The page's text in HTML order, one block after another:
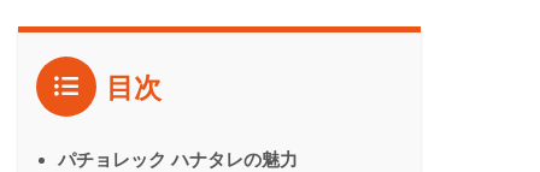
目次
パチョレック ハナタレの魅力